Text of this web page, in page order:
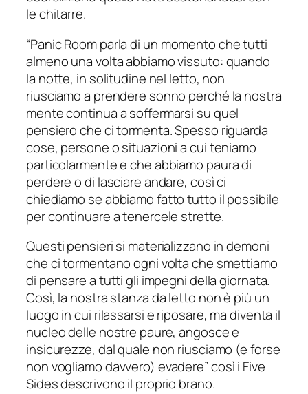
le chitarre.
“Panic Room parla di un momento che tutti
almeno una volta abbiamo vissuto: quando
la notte, in solitudine nel letto, non
riusciamo a prendere sonno perché la nostra
mente continua a soffermarsi su quel
pensiero che ci tormenta. Spesso riguarda
cose, persone o situazioni a cui teniamo
particolarmente e che abbiamo paura di
perdere o di lasciare andare, così ci
chiediamo se abbiamo fatto tutto il possibile
per continuare a tenercele strette.
Questi pensieri si materializzano in demoni
che ci tormentano ogni volta che smettiamo
di pensare a tutti gli impegni della giornata.
Così, la nostra stanza da letto non è più un
luogo in cui rilassarsi e riposare, ma diventa il
nucleo delle nostre paure, angosce e
insicurezze, dal quale non riusciamo (e forse
non vogliamo davvero) evadere” così i Five
Sides descrivono il proprio brano.